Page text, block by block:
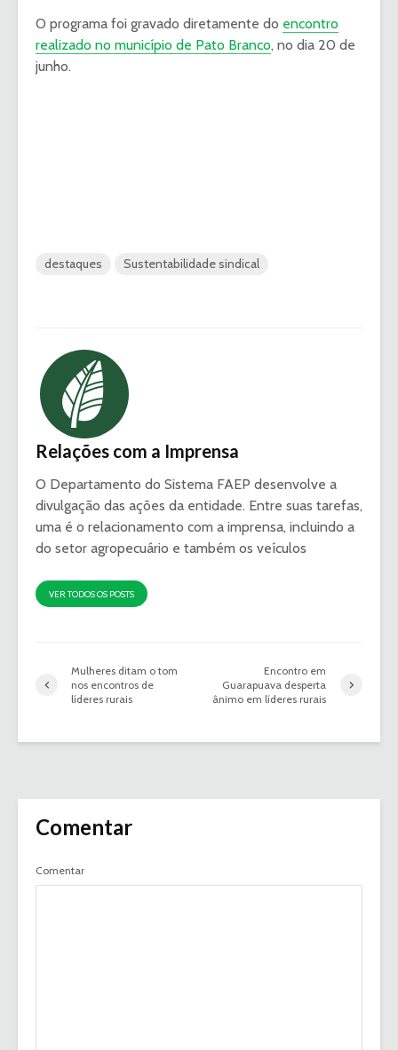
O programa foi gravado diretamente do encontro
realizado no município de Pato Branco, no dia 20 de
junho.
destaques Sustentabilidade sindical
Relações com a Imprensa
O Departamento do Sistema FAEP desenvolve a
divulgação das ações da entidade. Entre suas tarefas,
uma é o relacionamento com a imprensa, incluindo a
do setor agropecuário e também os veículos
VER TODOS OS POSTS
Mulheres ditam o tom
nos encontros de
líderes rurais
Encontro em
Guarapuava desperta
ânimo em líderes rurais
Comentar
Comentar